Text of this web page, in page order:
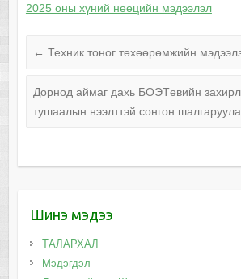
2025 оны хүний нөөцийн мэдээлэл
← Техник тоног төхөөрөмжийн
Дорнод аймаг дахь БОЭТөвийн
тушаалын нээлттэй сонгон
Шинэ мэдээ
ТАЛАРХАЛ
Мэдэгдэл